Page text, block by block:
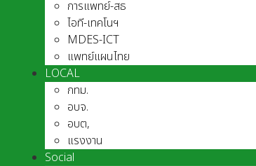
การแพทย์-สธ
ไอที-เทคโนฯ
MDES-ICT
แพทย์แผนไทย
LOCAL
กทม.
อบจ.
อบต,
แรงงาน
Social